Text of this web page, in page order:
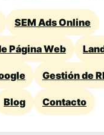
SEM Ads Online
Página Web
Gestión de
Blog Contacto